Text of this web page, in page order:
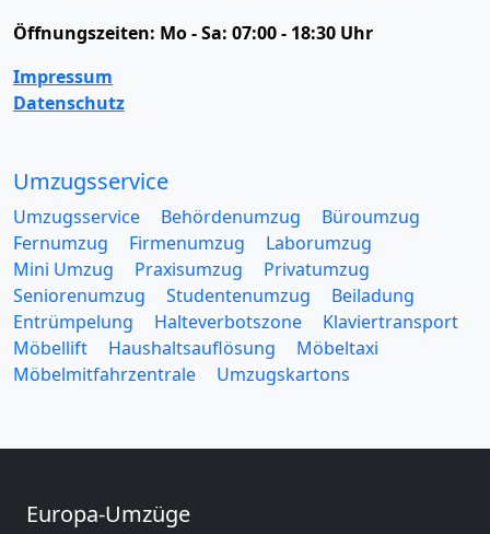
Öffnungszeiten: Mo - Sa: 07:00 - 18:30 Uhr
Impressum
Datenschutz
Umzugsservice
Umzugsservice Behördenumzug
Büroumzug
Fernumzug
Firmenumzug
Laborumzug
Mini Umzug
Praxisumzug
Privatumzug
Seniorenumzug
Studentenumzug
Beiladung
Entrümpelung
Halteverbotszone
Klaviertransport
Möbellift
Haushaltsauflösung
Möbeltaxi
Möbelmitfahrzentrale
Umzugskartons
Europa-Umzüge